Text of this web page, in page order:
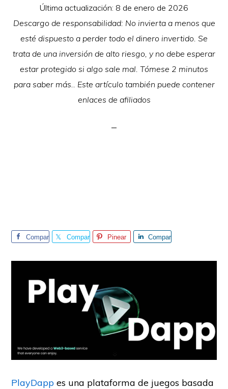
Última actualización: 8 de enero de 2026
Descargo de responsabilidad: No invierta a menos que
esté dispuesto a perder todo el dinero invertido. Se
trata de una inversión de alto riesgo, y no debe esperar
estar protegido si algo sale mal. Tómese 2 minutos
para saber más.. Este artículo también puede contener
enlaces de afiliados
Compar
Compar
Pinear
Compar
PlayDapp es una plataforma de juegos basada